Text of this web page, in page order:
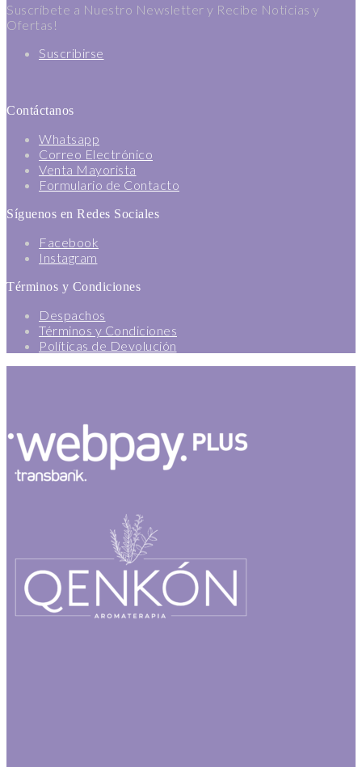
Suscríbete a Nuestro Newsletter y Recibe Noticias y
Ofertas!
Suscribirse
Contáctanos
Whatsapp
Correo Electrónico
Venta Mayorista
Formulario de Contacto
Síguenos en Redes Sociales
Facebook
Instagram
Términos y Condiciones
Despachos
Términos y Condiciones
Políticas de Devolución